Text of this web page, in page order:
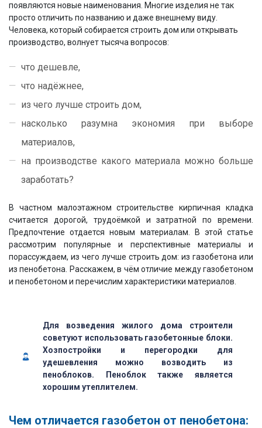
появляются новые наименования. Многие изделия не так
просто отличить по названию и даже внешнему виду.
Человека, который собирается строить дом или открывать
производство, волнует тысяча вопросов:
что дешевле,
что надёжнее,
из чего лучше строить дом,
насколько разумна экономия при выборе
материалов,
на производстве какого материала можно больше
заработать?
В частном малоэтажном строительстве кирпичная кладка
считается дорогой, трудоёмкой и затратной по времени.
Предпочтение отдается новым материалам. В этой статье
рассмотрим популярные и перспективные материалы и
порассуждаем, из чего лучше строить дом: из газобетона или
из пенобетона. Расскажем, в чём отличие между газобетоном
и пенобетоном и перечислим характеристики материалов.
Для возведения жилого дома строители
советуют использовать газобетонные блоки.
Хозпостройки и перегородки для
удешевления можно возводить из
пеноблоков. Пеноблок также является
хорошим утеплителем.
Чем отличается газобетон от пенобетона: